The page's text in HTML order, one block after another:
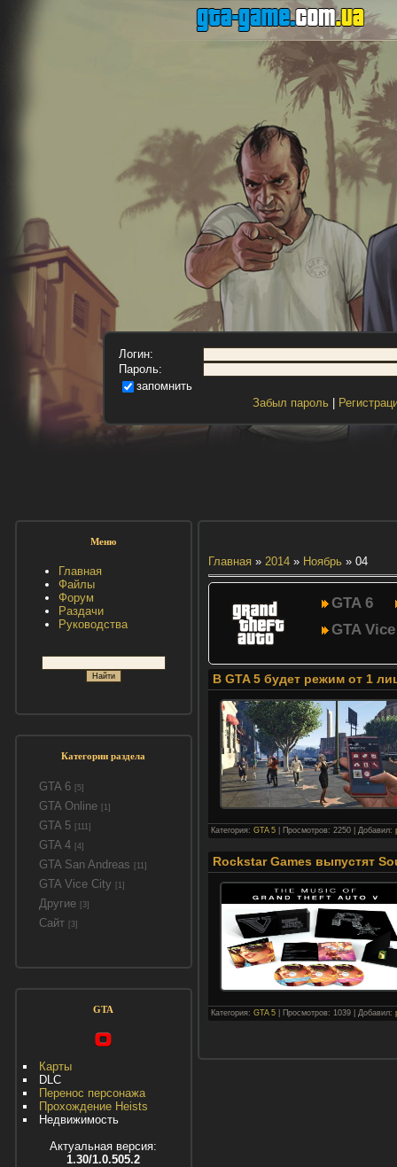
Логин:
Пароль:
запомнить
Забыл пароль|
Меню
Главная
Файлы
Форум
Раздачи
Руководства
Категории раздела
GTA 6 [5]
GTA Online [1]
GTA 5 [111]
GTA 4 [4]
GTA San Andreas [11]
GTA Vice City [1]
Другие [3]
Сайт [3]
GTA
Карты
DLC
Перенос персонажа
Прохождение Heists
Недвижимость
Актуальная версия:
1.30/1.0.505.2
Главная» 2014 » Ноябрь » 04
GTA 6
GTA
В GTA 5 будет режим от 1
Категория: GTA 5| Просмотров: 2250 | Добавил:
Rockstar Games выпустят
Категория: GTA 5| Просмотров: 1039 | Добавил: